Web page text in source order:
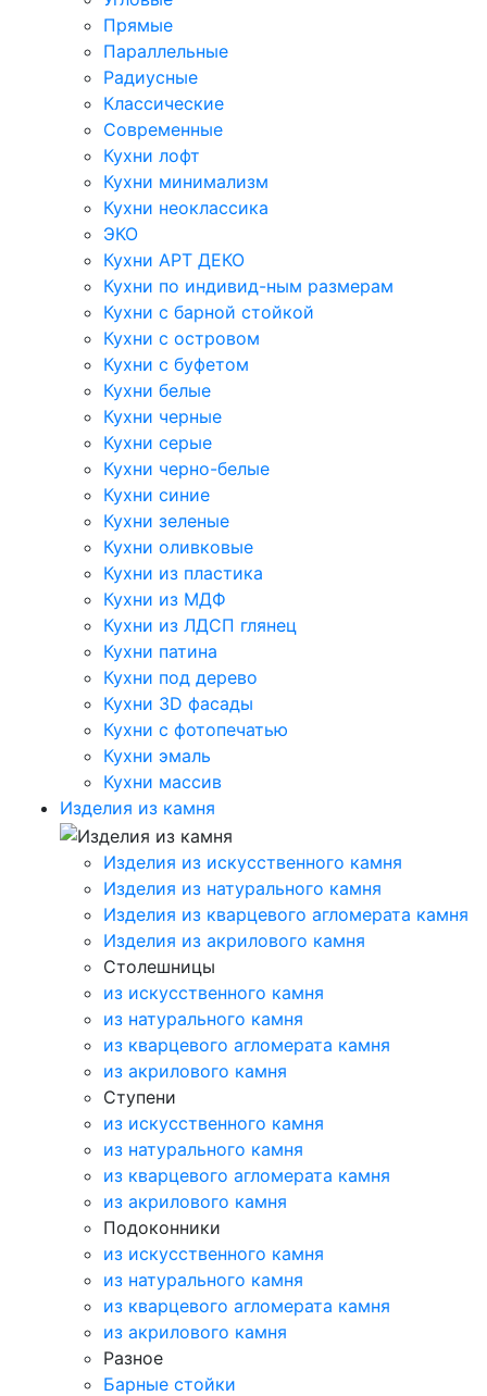
Прямые
Параллельные
Радиусные
Классические
Современные
Кухни лофт
Кухни минимализм
Кухни неоклассика
ЭКО
Кухни АРТ ДЕКО
Кухни по индивид-ным размерам
Кухни с барной стойкой
Кухни с островом
Кухни с буфетом
Кухни белые
Кухни черные
Кухни серые
Кухни черно-белые
Кухни синие
Кухни зеленые
Кухни оливковые
Кухни из пластика
Кухни из МДФ
Кухни из ЛДСП глянец
Кухни патина
Кухни под дерево
Кухни 3D фасады
Кухни с фотопечатью
Кухни эмаль
Кухни массив
Изделия из камня
Изделия из искусственного камня
Изделия из натурального камня
Изделия из кварцевого агломерата камня
Изделия из акрилового камня
Столешницы
из искусственного камня
из натурального камня
из кварцевого агломерата камня
из акрилового камня
Ступени
из искусственного камня
из натурального камня
из кварцевого агломерата камня
из акрилового камня
Подоконники
из искусственного камня
из натурального камня
из кварцевого агломерата камня
из акрилового камня
Разное
Барные стойки